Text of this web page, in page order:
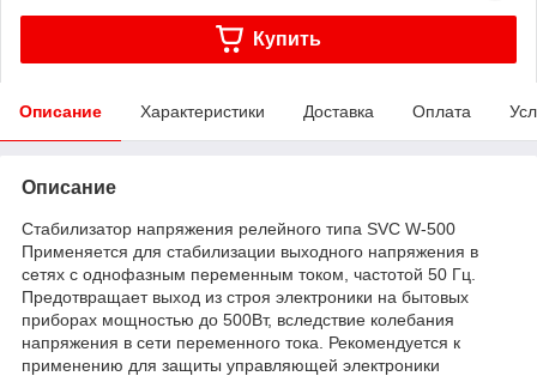
Купить
Описание Характеристики Доставка Оплата
Описание
Стабилизатор напряжения релейного типа SVC W-500
Применяется для стабилизации выходного напряжения в
сетях с однофазным переменным током, частотой 50 Гц.
Предотвращает выход из строя электроники на бытовых
приборах мощностью до 500Вт, вследствие колебания
напряжения в сети переменного тока. Рекомендуется к
применению для защиты управляющей электроники